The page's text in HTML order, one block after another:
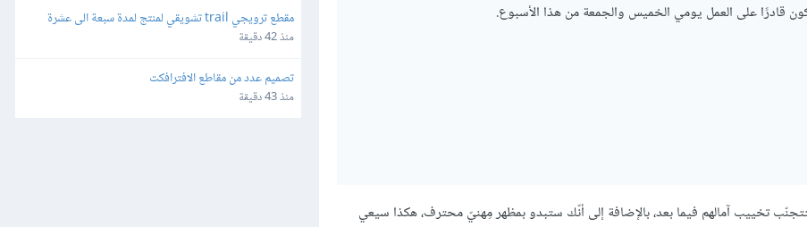
قادرًا على العمل يومي الخميس والجمعة من هذا الأسبوع.
تخييب آمالهم فيما بعد، بالإضافة إلى أنّك ستبدو بمظهر مِهنيّ محترف، هكذا سيعي
ثواني بشكل احترافي
منذ 42 دقيقة
تصميم عدد من مقاطع الافترافكت
منذ 43 دقيقة